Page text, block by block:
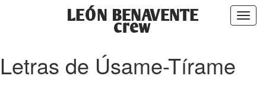
LEÓN BENAVENTE
crew
Letras de Úsame-Tírame